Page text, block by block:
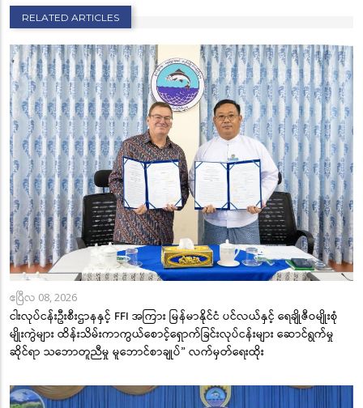
RELATED ARTICLES
ဧပြီလ 08, 2026
ငါးလုပ်ငန်းဦးစီးဌာနနှင့် FFI အကြား မြန်မာနိုင်ငံ ပင်လယ်နှင့် ရေချိုဇီဝမျိုးစုံ
မျိုးကွဲများ ထိန်းသိမ်းကာကွယ်စောင့်ရှောက်ခြင်းလုပ်ငန်းများ ဆောင်ရွက်မှု
ဆိုင်ရာ သဘောတူညီမှု မူဘောင်စာချုပ်” လက်မှတ်ရေးထိုး